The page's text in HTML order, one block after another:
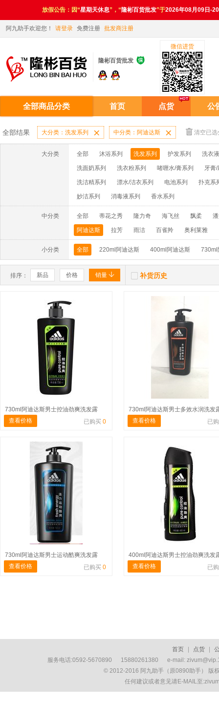
放假公告：因“星期天休息”，“隆彬百货批发”于2026年08月09日-
阿九助手欢迎您！ 请登录 免费注册 批发商注册
隆彬百货批发 
微信进货
全部商品分类 首页 点货 公
全部结果 大分类：洗发系列  中分类：阿迪达斯  清空已选
大分类 全部 沐浴系列 洗发系列 护发系列 洗衣
洗面奶系列 洗衣粉系列 啫喱水/膏系列 牙膏
洗洁精系列 漂水/洁衣系列 电池系列 扑克系
妙洁系列 消毒液系列 香水系列
中分类 全部 蒂花之秀 隆力奇 海飞丝 飘柔
阿迪达斯 拉芳 雨洁 百雀羚 奥利莱雅
小分类 全部 220ml阿迪达斯 400ml阿迪达斯 730ml
排序： 新品 价格 销量   补货历史
730ml阿迪达斯男士控油劲爽洗发露
查看价格
已购买 0 查看价格 已
730ml阿迪达斯男士运动酷爽洗发露
查看价格
已购买 0
400ml阿迪达斯男士控油劲爽洗发
查看价格
已
首页 点货
服务电话:0592-5670890 15880261380 e-mail:
© 2012-2016 阿九助手（原0890助手） 版
任何建议或者意见请E-MAIL至